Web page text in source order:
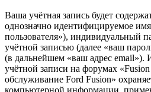
Ваша учётная запись будет
однозначно идентифицируемое
пользователя»), индивидуальный
учётной записью (далее «ваш
(в дальнейшем «ваш адрес email»).
учётной записи на форумах
обслуживание Ford Fusion»